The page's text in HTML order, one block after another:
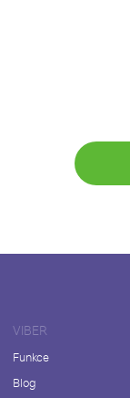
VIBER
Funkce
Blog